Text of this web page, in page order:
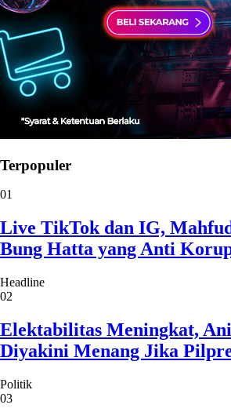
Terpopuler
01
Live TikTok dan IG,
Bung Hatta yang Anti
Headline
02
Elektabilitas Meningkat,
Diyakini Menang Jika
Politik
03